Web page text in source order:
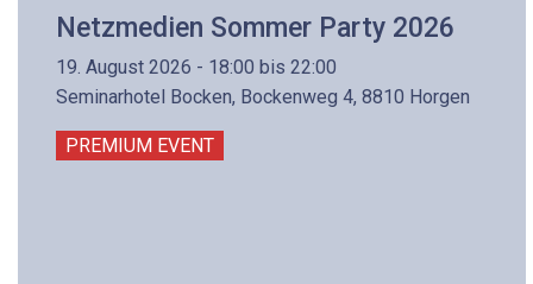
Netzmedien Sommer Party 2026
19. August 2026 - 18:00 bis 22:00
Seminarhotel Bocken, Bockenweg 4, 8810 Horgen
PREMIUM EVENT